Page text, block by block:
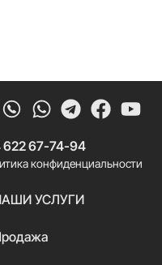
Whatsapp
Telegram
622 67-74-94
конфиденциальности
УСЛУГИ